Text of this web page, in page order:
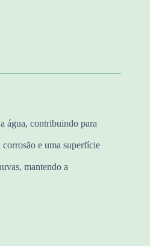
água, contribuindo para
e uma superfície
mantendo a